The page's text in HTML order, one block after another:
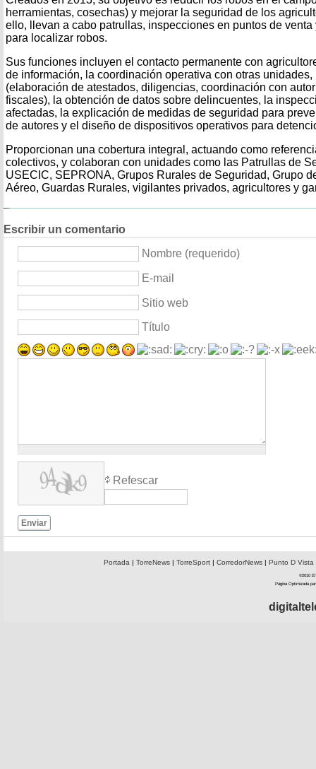
herramientas, cosechas) y mejorar la seguridad de los
ello, llevan a cabo patrullas, inspecciones en puntos de venta
para localizar robos.
Sus funciones incluyen el contacto permanente con
de información, la coordinación operativa con otras
(elaboración de atestados, diligencias, coordinación con
fiscales), la obtención de datos sobre delincuentes, la
afectadas, la explicación de medidas de seguridad para
de autores y el diseño de dispositivos operativos para
Proporcionan una cobertura integral, actuando como
colectivos, y colaboran con unidades como las Patrullas de
USECIC, SEPRONA, Grupos Rurales de Seguridad, Grupo
Aéreo, Guardas Rurales, vigilantes privados, agricultores y
Escribir un comentario
Nombre (requerido)
E-mail
Sitio web
Título
Refescar
Enviar
Portada| TorreNews| TorreSport| CorredorNews| Punto D Vista
©2010 El
Página Optimizada